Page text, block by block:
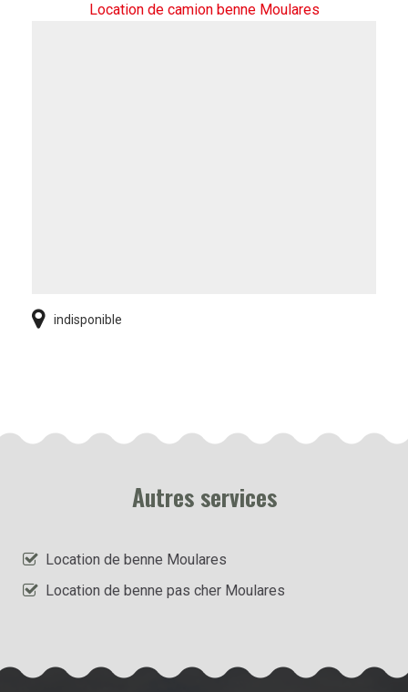
Location de camion benne Moulares
indisponible
Autres services
Location de benne Moulares
Location de benne pas cher Moulares